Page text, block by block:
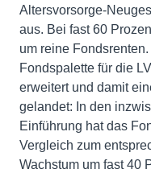
Altersvorsorge-
aus. Bei fast 60
um reine
Fondspalette für die
erweitert und damit
gelandet: In den
Einführung hat das
Vergleich zum
Wachstum um fast 40